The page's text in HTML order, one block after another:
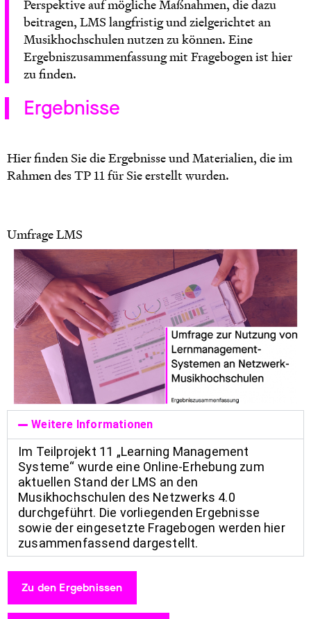
Perspektive auf mögliche Maßnahmen, die dazu
beitragen, LMS langfristig und zielgerichtet an
Musikhochschulen nutzen zu können. Eine
Ergebniszusammenfassung mit Fragebogen isthier
zu finden.
Ergebnisse
Hier finden Sie die Ergebnisse und Materialien, die im
Rahmen des TP 11 für Sie erstellt wurden.
Umfrage LMS
Weitere Informationen
Im Teilprojekt 11 „Learning Management
Systeme“ wurde eine Online-Erhebung zum
aktuellen Stand der LMS an den
Musikhochschulen des Netzwerks 4.0
durchgeführt. Die vorliegenden Ergebnisse
sowie der eingesetzte Fragebogen werden hier
zusammenfassend dargestellt.
Zu den Ergebnissen